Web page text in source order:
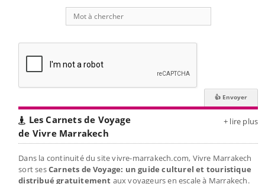
Les Carnets de Voyage
de Vivre Marrakech
+ lire plus
Dans la continuité du site vivre-marrakech.com, Vivre Marrakech
sort sesCarnets de Voyage: un guide culturel et touristique
distribué gratuitement aux voyageurs en escale à Marrakech.